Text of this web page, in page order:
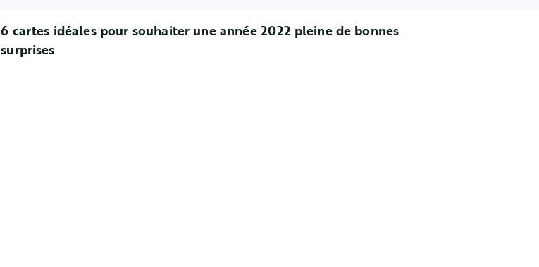
6 cartes idéales pour souhaiter une année 2022 pleine de bonnes
surprises